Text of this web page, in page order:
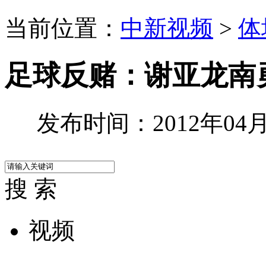
当前位置： 中新视频 >
足球反赌：谢亚龙
发布时间：2012年04
搜 索
视频